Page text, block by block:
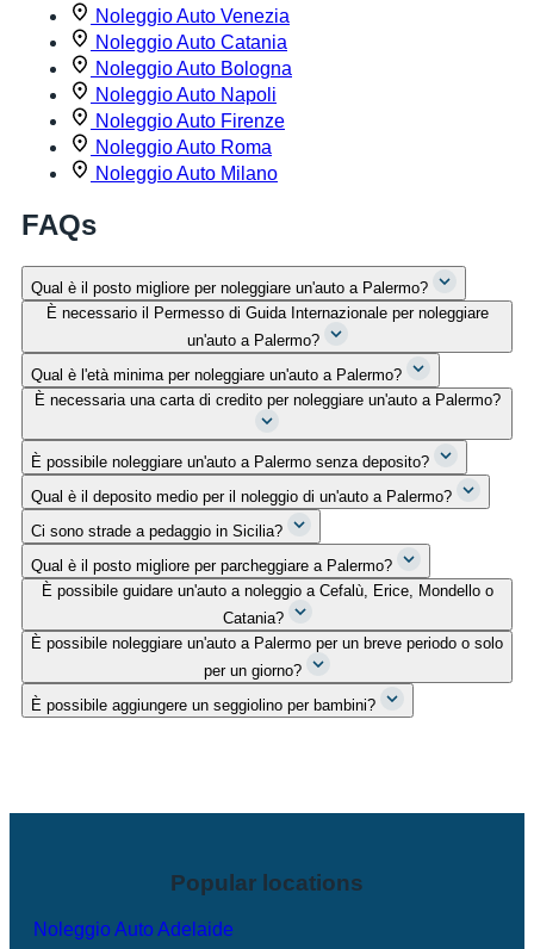
Noleggio Auto Venezia
Noleggio Auto Catania
Noleggio Auto Bologna
Noleggio Auto Napoli
Noleggio Auto Firenze
Noleggio Auto Roma
Noleggio Auto Milano
FAQs
Qual è il posto migliore per noleggiare un'auto a Palermo?
È necessario il Permesso di Guida Internazionale per noleggiare
un'auto a Palermo?
Qual è l'età minima per noleggiare un'auto a Palermo?
È necessaria una carta di credito per noleggiare un'auto a Palermo?
È possibile noleggiare un'auto a Palermo senza deposito?
Qual è il deposito medio per il noleggio di un'auto a Palermo?
Ci sono strade a pedaggio in Sicilia?
Qual è il posto migliore per parcheggiare a Palermo?
È possibile guidare un'auto a noleggio a Cefalù, Erice, Mondello o
Catania?
È possibile noleggiare un'auto a Palermo per un breve periodo o solo
per un giorno?
È possibile aggiungere un seggiolino per bambini?
Popular locations
Noleggio Auto Adelaide